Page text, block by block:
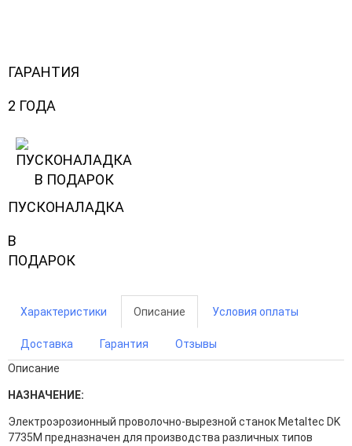
ГАРАНТИЯ
2 ГОДА
ПУСКОНАЛАДКА
В
ПОДАРОК
Характеристики Описание Условия оплаты
Доставка Гарантия
Отзывы
Описание
НАЗНАЧЕНИЕ:
Электроэрозионный проволочно-вырезной станок Metaltec DK
7735M предназначен для производства различных типов